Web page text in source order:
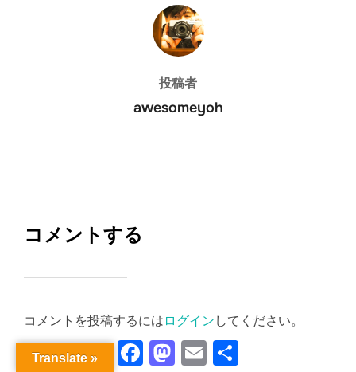
投稿者
投稿者
awesomeyoh
コメントする
コメントを投稿するには ログイン してください。
FacebookMastodon
Email
Translate »